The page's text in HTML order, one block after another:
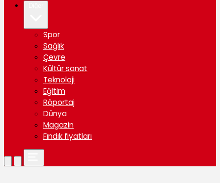
Spor
Sağlık
Çevre
Kültür sanat
Teknoloji
Eğitim
Röportaj
Dünya
Magazin
Fındık fiyatları